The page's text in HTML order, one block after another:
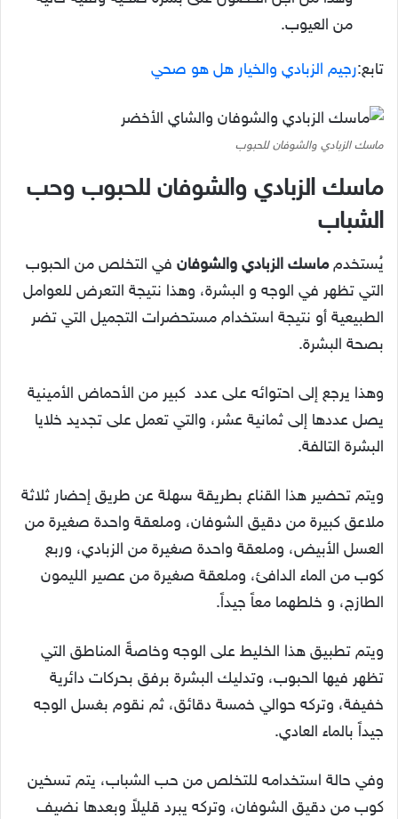
من العيوب.
تابع:رجيم الزبادي والخيار هل هو صحي
ماسك الزبادي والشوفان للحبوب
ماسك الزبادي والشوفان للحبوب وحب
الشباب
يُستخدمماسك الزبادي والشوفان في التخلص من الحبوب
التي تظهر في الوجه و البشرة، وهذا نتيجة التعرض للعوامل
الطبيعية أو نتيجة استخدام مستحضرات التجميل التي تضر
بصحة البشرة.
وهذا يرجع إلى احتوائه على عدد كبير من الأحماض الأمينية
يصل عددها إلى ثمانية عشر، والتي تعمل على تجديد خلايا
البشرة التالفة.
ويتم تحضير هذا القناع بطريقة سهلة عن طريق إحضار ثلاثة
ملاعق كبيرة من دقيق الشوفان، وملعقة واحدة صغيرة من
العسل الأبيض، وملعقة واحدة صغيرة من الزبادي، وربع
كوب من الماء الدافئ، وملعقة صغيرة من عصير الليمون
الطازج، و خلطهما معاً جيداً.
ويتم تطبيق هذا الخليط على الوجه وخاصةً المناطق التي
تظهر فيها الحبوب، وتدليك البشرة برفق بحركات دائرية
خفيفة، وتركه حوالي خمسة دقائق، ثم نقوم بغسل الوجه
جيداً بالماء العادي.
وفي حالة استخدامه للتخلص من حب الشباب، يتم تسخين
كوب من دقيق الشوفان، وتركه يبرد قليلاً وبعدها نضيف